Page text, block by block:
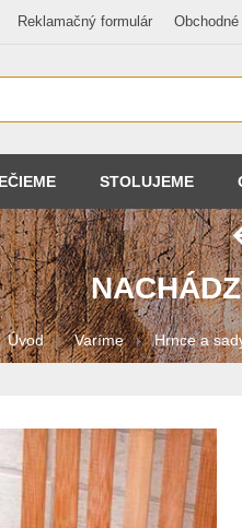
Reklamačný formulár
STOLUJEME
Úvod Varíme Hrnce a